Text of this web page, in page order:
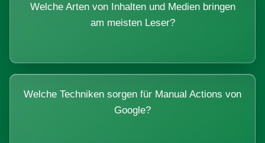
Welche Arten von Inhalten und Medien bringen
am meisten Leser?
Welche Techniken sorgen für Manual Actions von
Google?